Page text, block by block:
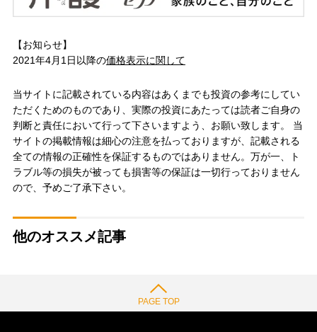
【お知らせ】
2021年4月1日以降の価格表示に関して
当サイトに記載されている内容はあくまでも投資の参考にしてい
ただくためのものであり、実際の投資にあたっては読者ご自身の
判断と責任において行って下さいますよう、お願い致します。 当
サイトの掲載情報は細心の注意を払っておりますが、記載される
全ての情報の正確性を保証するものではありません。万が一、ト
ラブル等の損失が被っても損害等の保証は一切行っておりません
ので、予めご了承下さい。
他のオススメ記事
PAGE TOP